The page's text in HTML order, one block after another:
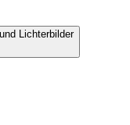
Lichterbilder